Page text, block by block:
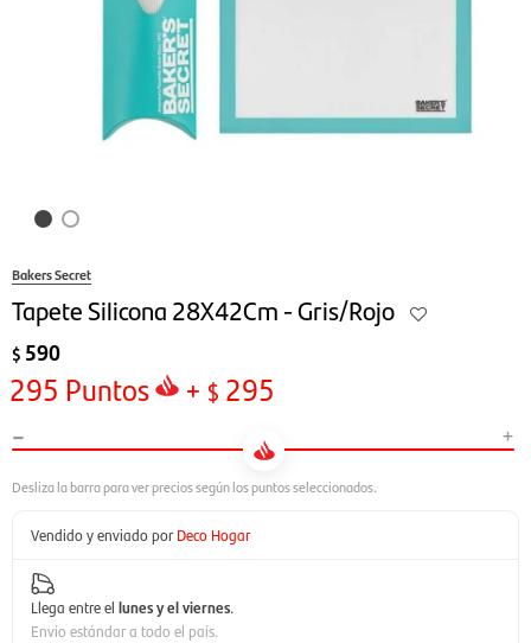
Bakers Secret
Tapete Silicona 28X42Cm - Gris/Rojo
$ 590
295 Puntos + $ 295
- +
Vendido y enviado por Deco Hogar
Llega entre el lunes y el viernes.
Envío estándar a todo el país.